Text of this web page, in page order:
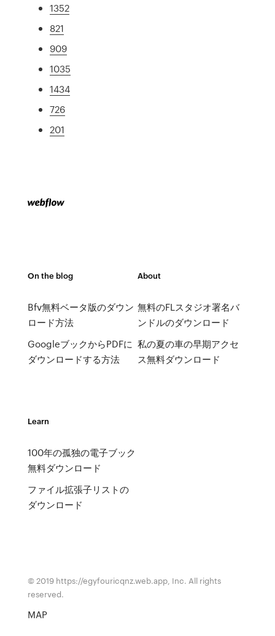
1352
821
909
1035
1434
726
201
On the blog
Bfv無料ベータ版のダウン
ロード方法
GoogleブックからPDFに
ダウンロードする方法
About
無料のFLスタジオ署名バ
ンドルのダウンロード
私の夏の車の早期アクセ
ス無料ダウンロード
Learn
100年の孤独の電子ブック
無料ダウンロード
ファイル拡張子リストの
ダウンロード
© 2019 https://egyfouricqnz.web.app, Inc. All rights
reserved.
MAP